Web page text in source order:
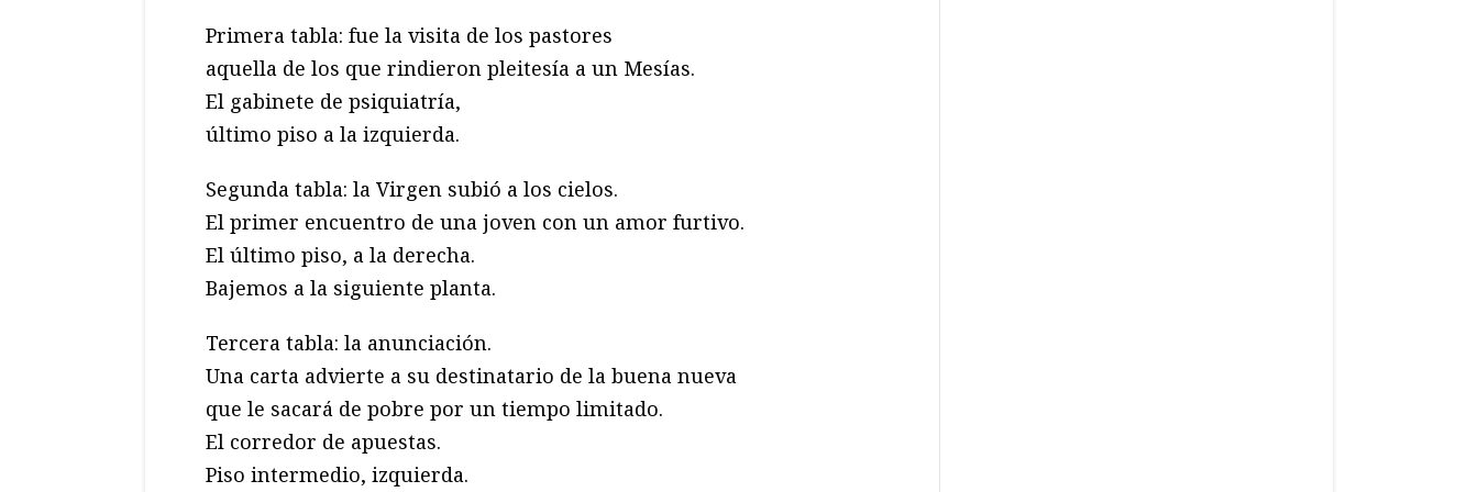
Primera tabla: fue la visita de los pastores
aquella de los que rindieron pleitesía a un Mesías.
El gabinete de psiquiatría,
último piso a la izquierda.
Segunda tabla: la Virgen subió a los cielos.
El primer encuentro de una joven con un amor furtivo.
El último piso, a la derecha.
Bajemos a la siguiente planta.
Tercera tabla: la anunciación.
Una carta advierte a su destinatario de la buena nueva
que le sacará de pobre por un tiempo limitado.
El corredor de apuestas.
Piso intermedio, izquierda.